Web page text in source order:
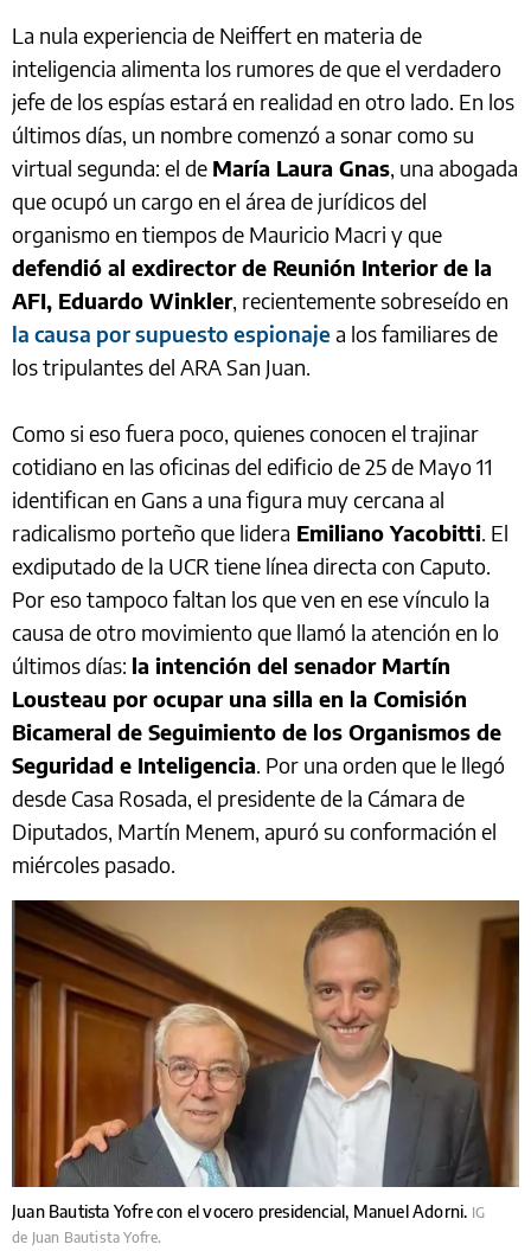
La nula experiencia de Neiffert en materia de
inteligencia alimenta los rumores de que el verdadero
jefe de los espías estará en realidad en otro lado. En los
últimos días, un nombre comenzó a sonar como su
virtual segunda: el de María Laura Gnas, una abogada
que ocupó un cargo en el área de jurídicos del
organismo en tiempos de Mauricio Macri y que
defendió al exdirector de Reunión Interior de la
AFI, Eduardo Winkler, recientemente sobreseído en
la causa por supuesto espionajea los familiares de
los tripulantes del ARA San Juan.
Como si eso fuera poco, quienes conocen el trajinar
cotidiano en las oficinas del edificio de 25 de Mayo 11
identifican en Gans a una figura muy cercana al
radicalismo porteño que lidera Emiliano Yacobitti. El
exdiputado de la UCR tiene línea directa con Caputo.
Por eso tampoco faltan los que ven en ese vínculo la
causa de otro movimiento que llamó la atención en lo
últimos días: la intención del senador Martín
Lousteau por ocupar una silla en la Comisión
Bicameral de Seguimiento de los Organismos de
Seguridad e Inteligencia. Por una orden que le llegó
desde Casa Rosada, el presidente de la Cámara de
Diputados, Martín Menem, apuró su conformación el
miércoles pasado.
Juan Bautista Yofre con el vocero presidencial, Manuel Adorni. IG
de Juan Bautista Yofre.